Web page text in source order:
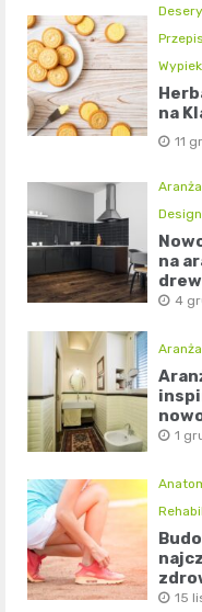
Desery
na
11
na
4
1
15